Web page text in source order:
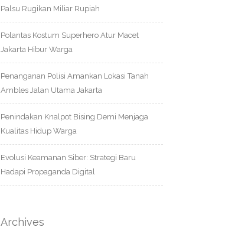
Palsu Rugikan Miliar Rupiah
Polantas Kostum Superhero Atur Macet
Jakarta Hibur Warga
Penanganan Polisi Amankan Lokasi Tanah
Ambles Jalan Utama Jakarta
Penindakan Knalpot Bising Demi Menjaga
Kualitas Hidup Warga
Evolusi Keamanan Siber: Strategi Baru
Hadapi Propaganda Digital
Archives